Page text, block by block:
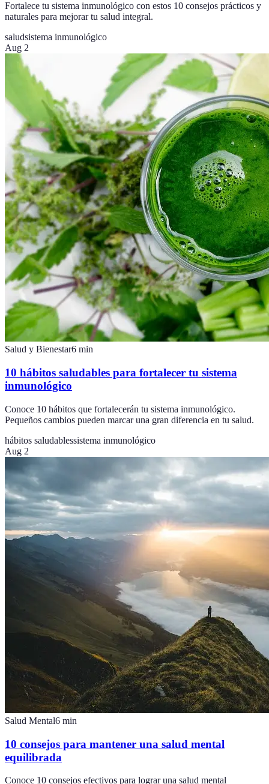
Fortalece tu sistema inmunológico con estos 10 consejos prácticos y
naturales para mejorar tu salud integral.
saludsistema inmunológico
Aug 2
Salud y Bienestar6 min
10 hábitos saludables para fortalecer tu sistema
inmunológico
Conoce 10 hábitos que fortalecerán tu sistema inmunológico.
Pequeños cambios pueden marcar una gran diferencia en tu salud.
hábitos saludablessistema inmunológico
Aug 2
Salud Mental6 min
10 consejos para mantener una salud mental
equilibrada
Conoce 10 consejos efectivos para lograr una salud mental